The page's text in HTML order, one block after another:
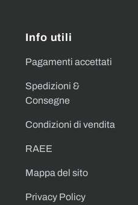
Info utili
Pagamenti accettati
Spedizioni &
Consegne
Condizioni di vendita
RAEE
Mappa del sito
Privacy Policy